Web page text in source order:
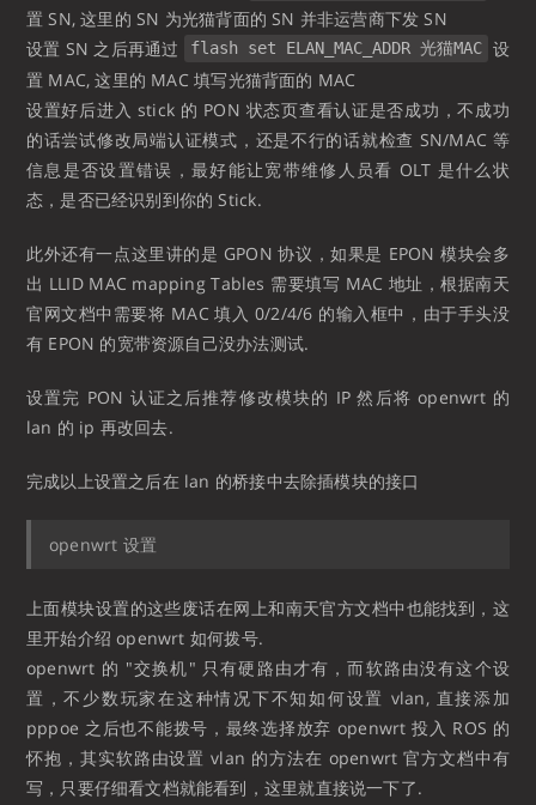
置 SN, 这里的 SN 为光猫背面的 SN 并非运营商下发 SN
设置 SN 之后再通过
flash set ELAN_MAC_ADDR 光猫MAC 设
置 MAC, 这里的 MAC 填写光猫背面的 MAC
设置好后进入 stick 的 PON 状态页查看认证是否成功，不成功
的话尝试修改局端认证模式，还是不行的话就检查 SN/MAC 等
信息是否设置错误，最好能让宽带维修人员看 OLT 是什么状
态，是否已经识别到你的 Stick.
此外还有一点这里讲的是 GPON 协议，如果是 EPON 模块会多
出 LLID MAC mapping Tables 需要填写 MAC 地址，根据南天
官网文档中需要将 MAC 填入 0/2/4/6 的输入框中，由于手头没
有 EPON 的宽带资源自己没办法测试.
设置完 PON 认证之后推荐修改模块的 IP 然后将 openwrt 的
lan 的 ip 再改回去.
完成以上设置之后在 lan 的桥接中去除插模块的接口
openwrt 设置
上面模块设置的这些废话在网上和南天官方文档中也能找到，这
里开始介绍 openwrt 如何拨号.
openwrt 的 "交换机" 只有硬路由才有，而软路由没有这个设
置，不少数玩家在这种情况下不知如何设置 vlan, 直接添加
pppoe 之后也不能拨号，最终选择放弃 openwrt 投入 ROS 的
怀抱，其实软路由设置 vlan 的方法在 openwrt 官方文档中有
写，只要仔细看文档就能看到，这里就直接说一下了.